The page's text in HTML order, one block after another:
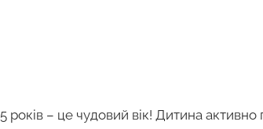
5 років – це чудовий вік! Дитина